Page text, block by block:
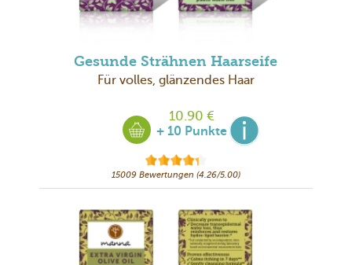
Gesunde Strähnen Haarseife
Für volles, glänzendes Haar
10.90 €
+ 10 Punkte
15009 Bewertungen (4.26/5.00)